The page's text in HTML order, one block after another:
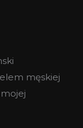
męskiej